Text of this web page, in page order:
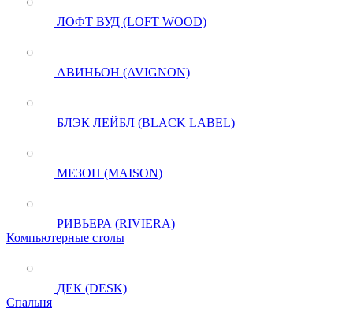
ЛОФТ ВУД (LOFT WOOD)
АВИНЬОН (AVIGNON)
БЛЭК ЛЕЙБЛ (BLACK LABEL)
МЕЗОН (MAISON)
РИВЬЕРА (RIVIERA)
Компьютерные столы
ДЕК (DESK)
Спальня